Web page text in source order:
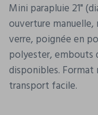
Mini parapluie 21"
ouverture
verre, poignée en
polyester, embouts
disponibles. Format
transport facile.